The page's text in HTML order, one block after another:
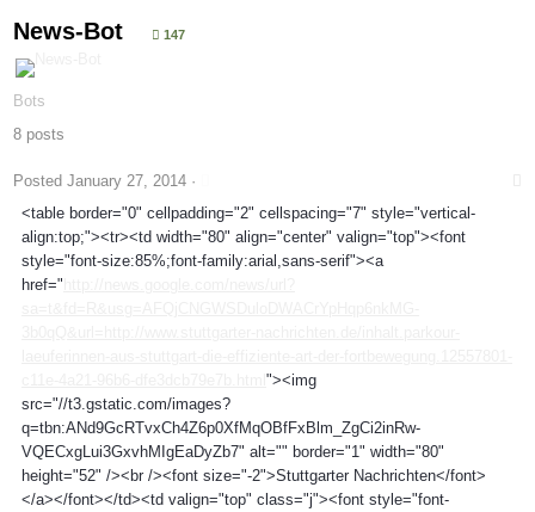
News-Bot 147
Bots
8 posts
Posted January 27, 2014 ·
<table border="0" cellpadding="2" cellspacing="7" style="vertical-
align:top;"><tr><td width="80" align="center" valign="top"><font
style="font-size:85%;font-family:arial,sans-serif"><a
href="
"><img
src="//t3.gstatic.com/images?
q=tbn:ANd9GcRTvxCh4Z6p0XfMqOBfFxBlm_ZgCi2inRw-
VQECxgLui3GxvhMIgEaDyZb7" alt="" border="1" width="80"
height="52" /><br /><font size="-2">Stuttgarter Nachrichten</font>
</a></font></td><td valign="top" class="j"><font style="font-